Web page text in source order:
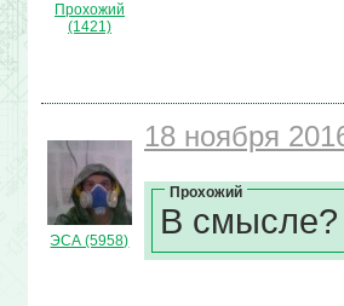
Прохожий
(1421)
ЭСА (5958)
18 ноября
Прохожий
В